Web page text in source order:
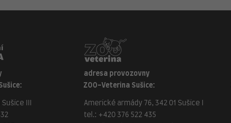
III
adresa provozovny
ZOO-Veterina Sušice:
Americké armády 76, 342 01 Sušice I
tel.: +420 376 522 435